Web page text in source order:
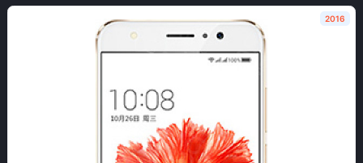
2016